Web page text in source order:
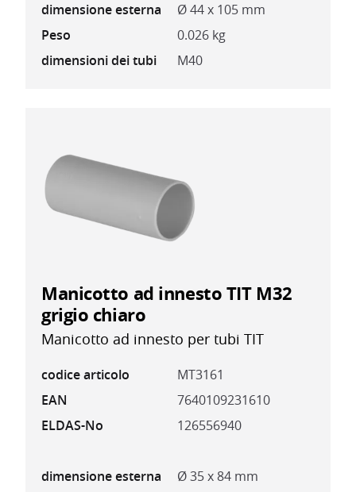
dimensione esterna
Ø 44 x 105 mm
Peso
0.026 kg
dimensioni dei tubi
M40
Manicotto ad innesto TIT M32
grigio chiaro
Manicotto ad innesto per tubi TIT
codice articolo
MT3161
EAN
7640109231610
ELDAS-No
126556940
dimensione esterna
Ø 35 x 84 mm